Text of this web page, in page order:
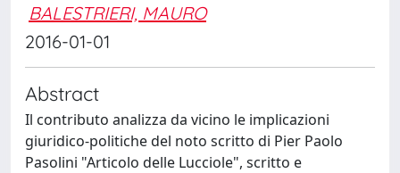
BALESTRIERI, MAURO
2016-01-01
Abstract
Il contributo analizza da vicino le implicazioni
giuridico-politiche del noto scritto di Pier Paolo
Pasolini "Articolo delle Lucciole", scritto e